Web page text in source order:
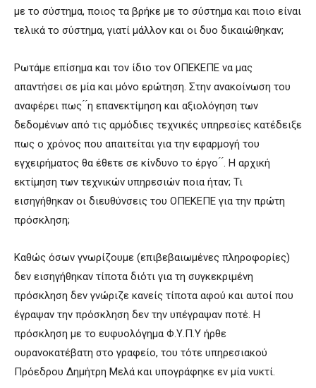
με το σύστημα, ποιος τα βρήκε με το σύστημα και ποιο είναι
τελικά το σύστημα, γιατί μάλλον και οι δυο δικαιώθηκαν;
Ρωτάμε επίσημα και τον ίδιο τον ΟΠΕΚΕΠΕ να μας
απαντήσει σε μία και μόνο ερώτηση. Στην ανακοίνωση του
αναφέρει πως ́ ́η επανεκτίμηση και αξιολόγηση των
δεδομένων από τις αρμόδιες τεχνικές υπηρεσίες κατέδειξε
πως ο χρόνος που απαιτείται για την εφαρμογή του
εγχειρήματος θα έθετε σε κίνδυνο το έργο ́ ́. Η αρχική
εκτίμηση των τεχνικών υπηρεσιών ποια ήταν; Τι
εισηγήθηκαν οι διευθύνσεις του ΟΠΕΚΕΠΕ για την πρώτη
πρόσκληση;
Καθώς όσων γνωρίζουμε (επιβεβαιωμένες πληροφορίες)
δεν εισηγήθηκαν τίποτα διότι για τη συγκεκριμένη
πρόσκληση δεν γνώριζε κανείς τίποτα αφού και αυτοί που
έγραψαν την πρόσκληση δεν την υπέγραψαν ποτέ. Η
πρόσκληση με το ευφυολόγημα Φ.Υ.Π.Υ ήρθε
ουρανοκατέβατη στο γραφείο, του τότε υπηρεσιακού
Πρόεδρου Δημήτρη Μελά και υπογράφηκε εν μία νυκτί.